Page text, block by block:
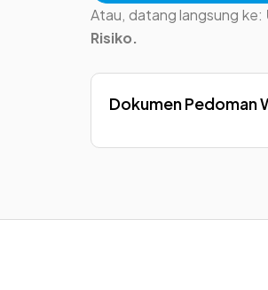
Atau, datang langsung ke:
Risiko.
Dokumen Pedoman